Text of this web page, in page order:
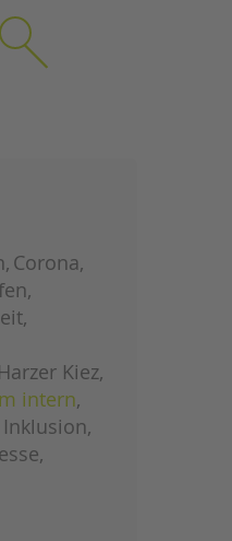
Corona
Kiez
intern
Inklusion